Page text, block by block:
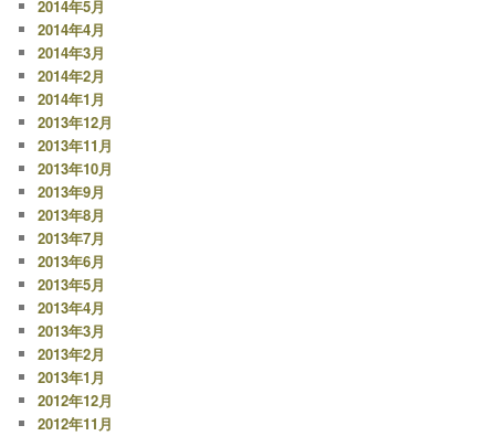
2014年5月
2014年4月
2014年3月
2014年2月
2014年1月
2013年12月
2013年11月
2013年10月
2013年9月
2013年8月
2013年7月
2013年6月
2013年5月
2013年4月
2013年3月
2013年2月
2013年1月
2012年12月
2012年11月